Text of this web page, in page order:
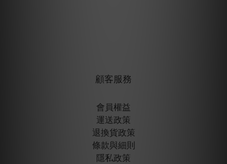
顧客服務
會員權益
運送政策
退換貨政策
條款與細則
隱私政策